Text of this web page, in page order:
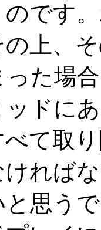
です
上、
た場
ドに
て取
れば
思う